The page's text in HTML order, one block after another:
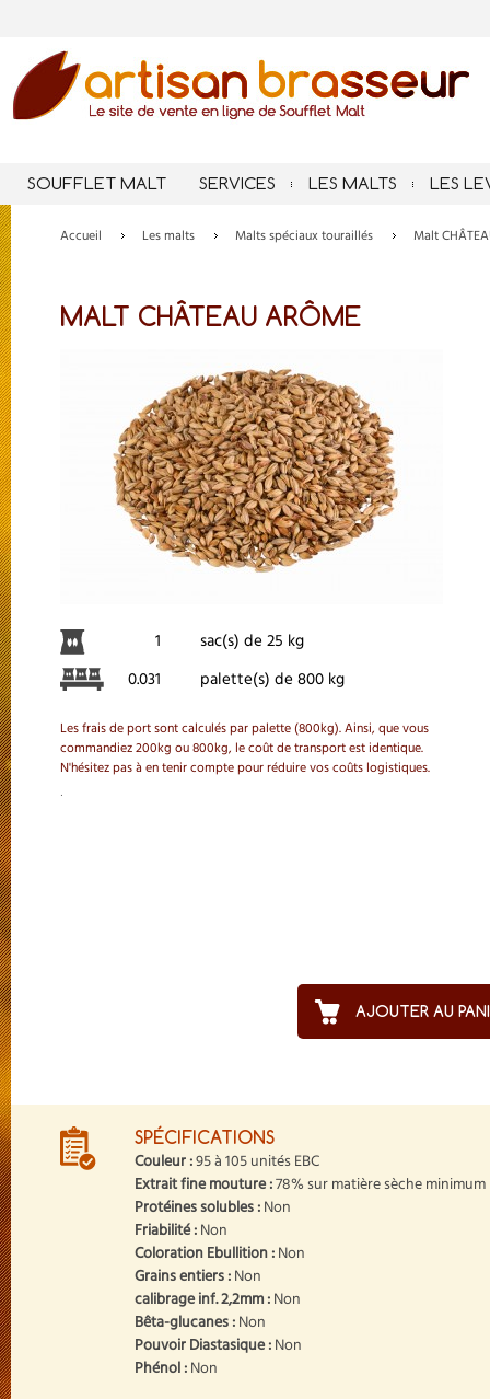
SOUFFLET MALT SERVICES LES MALTS LES
Accueil Les malts Malts spéciaux touraillés Malt
MALT CHÂTEAU ARÔME
1
sac(s) de 25 kg
0.031
palette(s) de 800 kg
Les frais de port sont calculés par palette (800kg). Ainsi, que vous
commandiez 200kg ou 800kg, le coût de transport est identique.
N'hésitez pas à en tenir compte pour réduire vos coûts logistiques.
AJOUTER AU
SPÉCIFICATIONS
Couleur :95 à 105 unités EBC
Extrait fine mouture :78% sur matière sèche minimum
Protéines solubles :Non
Friabilité :Non
Coloration Ebullition :Non
Grains entiers :Non
calibrage inf. 2,2mm :Non
Bêta-glucanes :Non
Pouvoir Diastasique :Non
Phénol :Non